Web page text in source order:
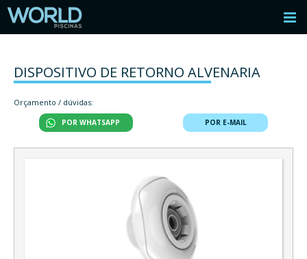
DISPOSITIVO DE RETORNO ALVENARIA
Orçamento / dúvidas:
POR WHATSAPP POR E-MAIL